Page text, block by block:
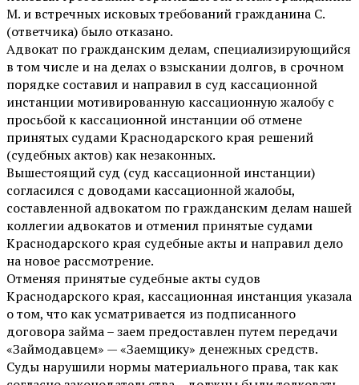
М. и встречных исковых требований гражданина С.
(ответчика) было отказано.
Адвокат по гражданским делам, специализирующийся
в том числе и на делах о взыскании долгов, в срочном
порядке составил и направил в суд кассационной
инстанции мотивированную кассационную жалобу с
просьбой к кассационной инстанции об отмене
принятых судами Краснодарского края решений
(судебных актов) как незаконных.
Вышестоящий суд (суд кассационной инстанции)
согласился с доводами кассационной жалобы,
составленной адвокатом по гражданским делам нашей
коллегии адвокатов и отменил принятые судами
Краснодарского края судебные акты и направил дело
на новое рассмотрение.
Отменяя принятые судебные акты судов
Краснодарского края, кассационная инстанция указала
о том, что как усматривается из подписанного
договора займа – заем предоставлен путем передачи
«Займодавцем» — «Заемщику» денежных средств.
Суды нарушили нормы материального права, так как